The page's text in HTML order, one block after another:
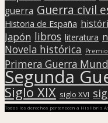
guerra Guerra civil
Historia de España
Japón libros literatura
Novela histórica
Primera Guerra
Segunda
Siglo XIX siglo XVI
Todos los derechos pertenecen a Hislibris